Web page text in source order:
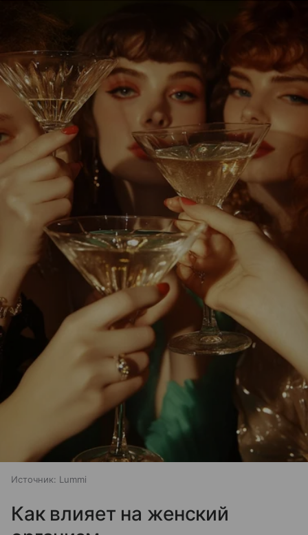
Источник: Lummi
Как влияет на женский